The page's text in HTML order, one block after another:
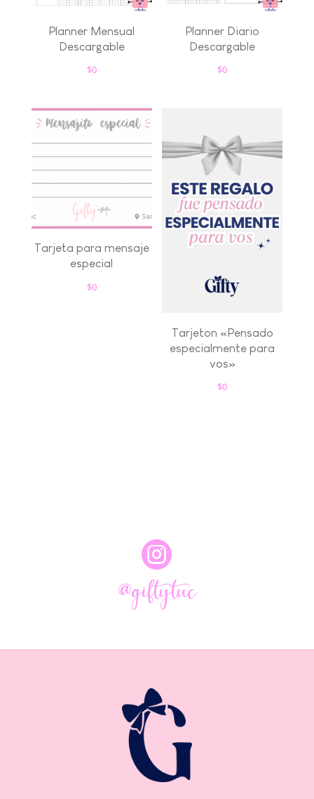
Planner Mensual
Descargable
$0
Planner Diario
Descargable
$0
Tarjeta para mensaje
especial
$0
Tarjeton «Pensado
especialmente para
vos»
$0

@giftytuc